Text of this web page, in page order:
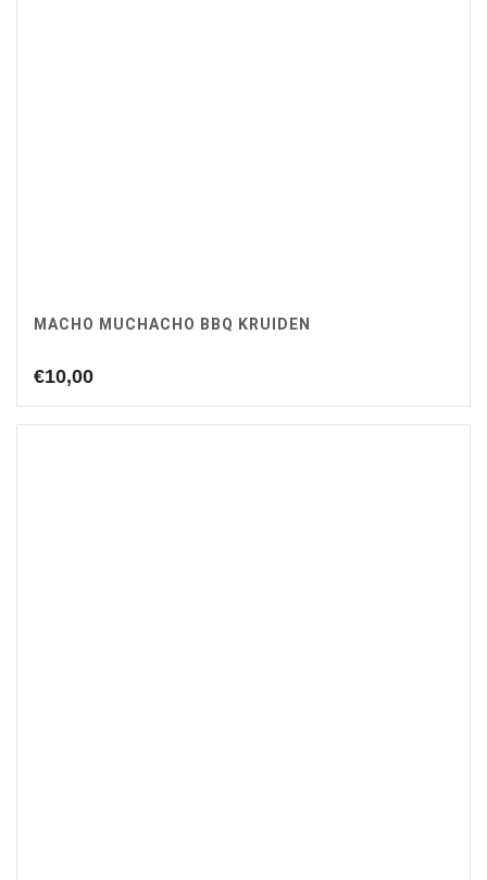
MACHO MUCHACHO BBQ KRUIDEN
€10,00